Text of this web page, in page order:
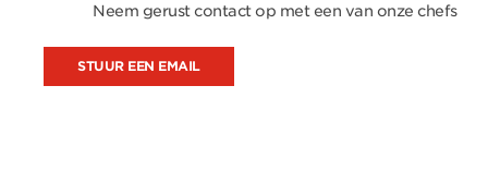
Neem gerust contact op met een van onze chefs
STUUR EEN EMAIL